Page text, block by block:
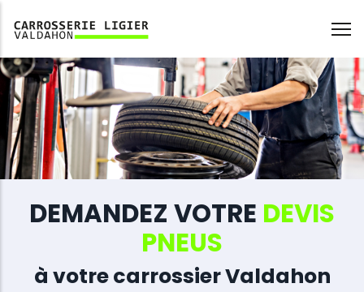
au
contenu
principal
DEMANDEZ VOTRE DEVIS
PNEUS
à votre carrossier Valdahon